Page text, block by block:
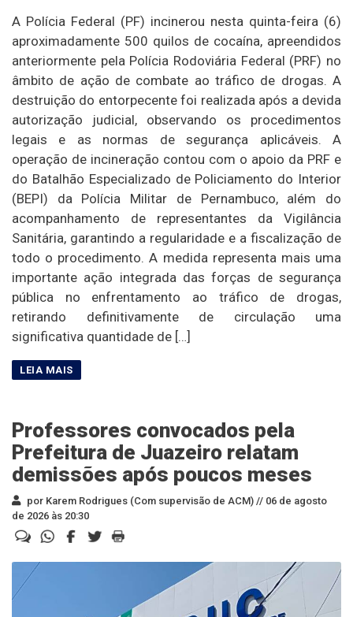
A Polícia Federal (PF) incinerou nesta quinta-feira (6)
aproximadamente 500 quilos de cocaína, apreendidos
anteriormente pela Polícia Rodoviária Federal (PRF) no
âmbito de ação de combate ao tráfico de drogas. A
destruição do entorpecente foi realizada após a devida
autorização judicial, observando os procedimentos
legais e as normas de segurança aplicáveis. A
operação de incineração contou com o apoio da PRF e
do Batalhão Especializado de Policiamento do Interior
(BEPI) da Polícia Militar de Pernambuco, além do
acompanhamento de representantes da Vigilância
Sanitária, garantindo a regularidade e a fiscalização de
todo o procedimento. A medida representa mais uma
importante ação integrada das forças de segurança
pública no enfrentamento ao tráfico de drogas,
retirando definitivamente de circulação uma
significativa quantidade de […]
Professores convocados pela
Prefeitura de Juazeiro relatam
demissões após poucos meses
por Karem Rodrigues (Com supervisão de ACM) // 06 de agosto
de 2026 às 20:30